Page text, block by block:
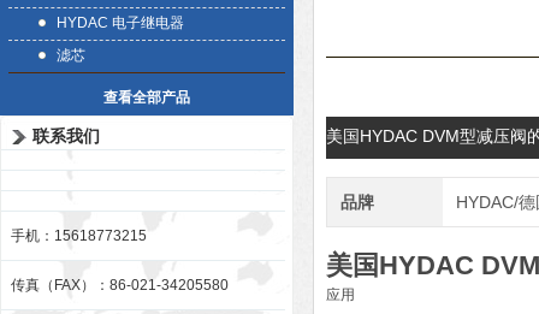
HYDAC 电子继电器
滤芯
查看全部产品
联系我们
手机：15618773215
传真（FAX）：86-021-34205580
美国HYDAC DVM型减压阀
品牌 HYDAC/
美国HYDAC
应用